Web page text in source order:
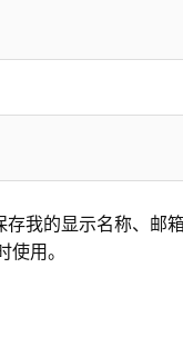
存我的显示名称、邮
使用。